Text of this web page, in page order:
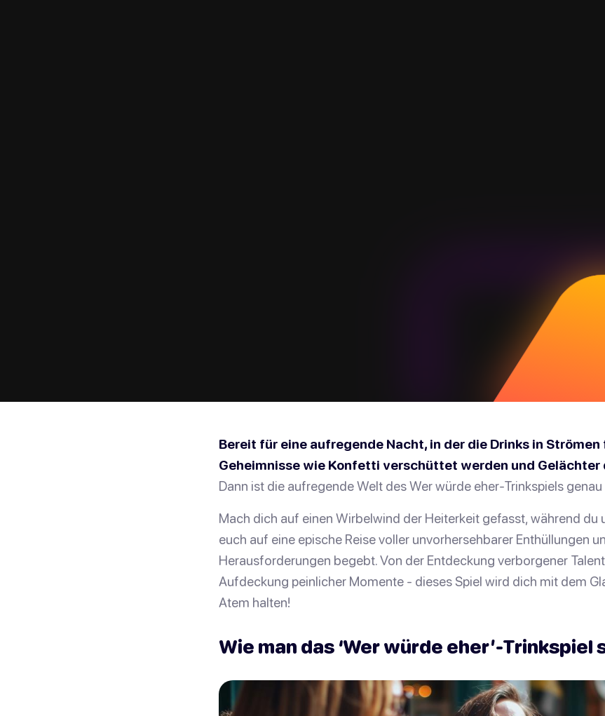
Bereit für eine aufregende Nacht, in der die Drinks in Strömen
Geheimnisse wie Konfetti verschüttet werden und
Dann ist die aufregende Welt des Wer würde eher-Trinkspiels
Mach dich auf einen Wirbelwind der Heiterkeit gefasst, während du
euch auf eine epische Reise voller unvorhersehbarer Enthüllungen
Herausforderungen begebt. Von der Entdeckung verborgener
Aufdeckung peinlicher Momente - dieses Spiel wird dich mit dem
Atem halten!
Wie man das ‘Wer würde eher’-Trinkspiel